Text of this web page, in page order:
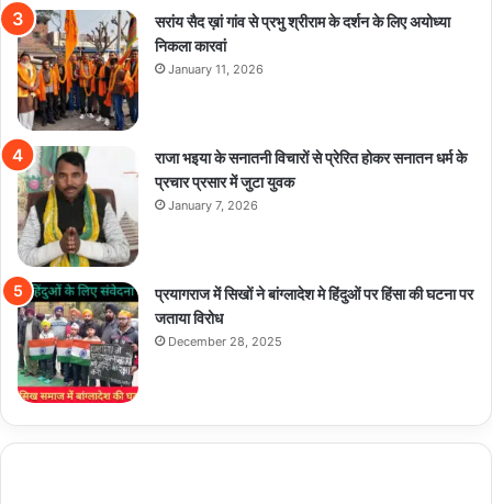
सरांय सैद ख़ां गांव से प्रभु श्रीराम के दर्शन के लिए अयोध्या
निकला कारवां
January 11, 2026
राजा भइया के सनातनी विचारों से प्रेरित होकर सनातन धर्म के
प्रचार प्रसार में जुटा युवक
January 7, 2026
प्रयागराज में सिखों ने बांग्लादेश मे हिंदुओं पर हिंसा की घटना पर
जताया विरोध
December 28, 2025